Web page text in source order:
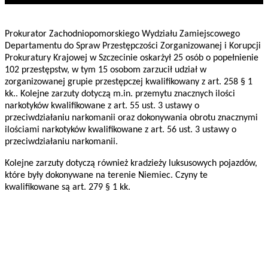
Prokurator Zachodniopomorskiego Wydziału Zamiejscowego
Departamentu do Spraw Przestępczości Zorganizowanej i Korupcji
Prokuratury Krajowej w Szczecinie oskarżył 25 osób o popełnienie
102 przestępstw, w tym 15 osobom zarzucił udział w
zorganizowanej grupie przestępczej kwalifikowany z art. 258 § 1
kk.. Kolejne zarzuty dotyczą m.in. przemytu znacznych ilości
narkotyków kwalifikowane z art. 55 ust. 3 ustawy o
przeciwdziałaniu narkomanii oraz dokonywania obrotu znacznymi
ilościami narkotyków kwalifikowane z art. 56 ust. 3 ustawy o
przeciwdziałaniu narkomanii.
Kolejne zarzuty dotyczą również kradzieży luksusowych pojazdów,
które były dokonywane na terenie Niemiec. Czyny te
kwalifikowane są art. 279 § 1 kk.